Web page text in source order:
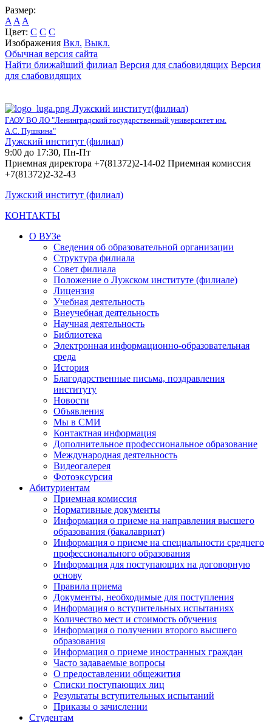
Размер:
A A A
Цвет: C C C
Изображения Вкл. Выкл.
Обычная версия сайта
Найти ближайший филиал Версия для слабовидящих Версия
для слабовидящих
Лужский институт(филиал)
ГАОУ ВО ЛО "Ленинградский государственный университет им.
А.С. Пушкина"
Лужский институт (филиал)
9:00 до 17:30, Пн-Пт
Приемная директора +7(81372)2-14-02 Приемная комиссия
+7(81372)2-32-43
Лужский институт (филиал)
КОНТАКТЫ
О ВУЗе
Сведения об образовательной организации
Структура филиала
Совет филиала
Положение о Лужском институте (филиале)
Лицензия
Учебная деятельность
Внеучебная деятельность
Научная деятельность
Библиотека
Электронная информационно-образовательная
среда
История
Благодарственные письма, поздравления
институту
Новости
Объявления
Мы в СМИ
Контактная информация
Дополнительное профессиональное образование
Международная деятельность
Видеогалерея
Фотоэксурсия
Абитуриентам
Приемная комиссия
Нормативные документы
Информация о приеме на направления высшего
образования (бакалавриат)
Информация о приеме на специальности среднего
профессионального образования
Информация для поступающих на договорную
основу
Правила приема
Документы, необходимые для поступления
Информация о вступительных испытаниях
Количество мест и стоимость обучения
Информация о получении второго высшего
образования
Информация о приеме иностранных граждан
Часто задаваемые вопросы
О предоставлении общежития
Списки поступающих лиц
Результаты вступительных испытаний
Приказы о зачислении
Студентам